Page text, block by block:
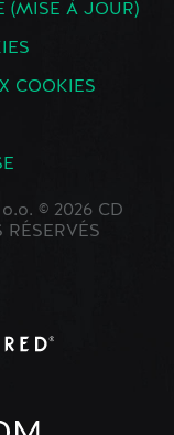
(MISE À JOUR)
COOKIES
© 2026 CD